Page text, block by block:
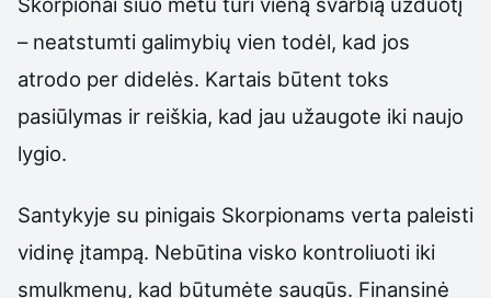
– neatstumti galimybių vien todėl, kad jos
atrodo per didelės. Kartais būtent toks
pasiūlymas ir reiškia, kad jau užaugote iki naujo
lygio.
Santykyje su pinigais Skorpionams verta paleisti
vidinę įtampą. Nebūtina visko kontroliuoti iki
smulkmenų, kad būtumėte saugūs. Finansinė